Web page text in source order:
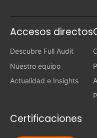
Accesos directos
Descubre Full Audit
Nuestro equipo
Actualidad e Insights
Certificaciones